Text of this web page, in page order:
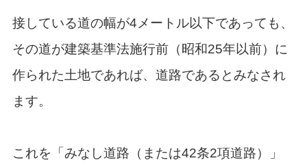
接している道の幅が4メートル以下であっても、
その道が建築基準法施行前（昭和25年以前）に
作られた土地であれば、道路であるとみなされ
ます。
これを「みなし道路（または42条2項道路）」